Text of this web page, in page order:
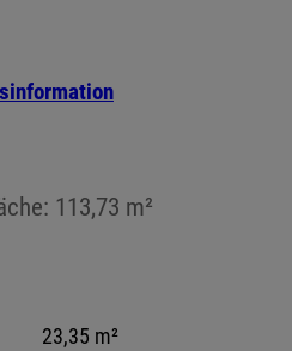
113,73 m²
23,35 m²